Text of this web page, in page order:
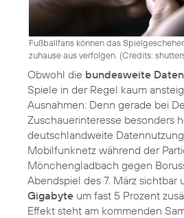
Fußballfans können das
zuhause aus verfolgen. (Credits:
Obwohl die bundesweite
Spiele in der Regel kaum
Ausnahmen: Denn gerade bei
Zuschauerinteresse besonders
deutschlandweite
Mobilfunknetz während der
Mönchengladbach gegen
Abendspiel des 7. März sichtbar
Gigabyte um fast 5 Prozent
Effekt steht am kommenden